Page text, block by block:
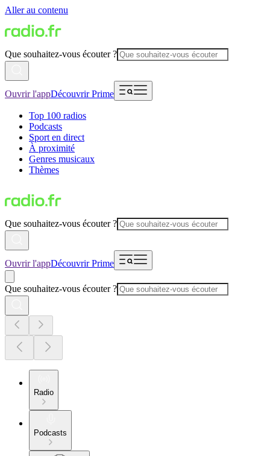
Aller au contenu
Que souhaitez-vous écouter ?
Ouvrir l'appDécouvrir Prime
Top 100 radios
Podcasts
Sport en direct
À proximité
Genres musicaux
Thèmes
Que souhaitez-vous écouter ?
Ouvrir l'appDécouvrir Prime
Que souhaitez-vous écouter ?
Radio
Podcasts